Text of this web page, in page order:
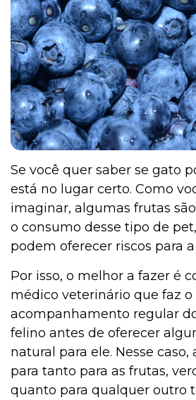
Higiene
Saúde
Se você quer saber se gato
está no lugar certo. Como
imaginar, algumas frutas
o consumo desse tipo de
podem oferecer riscos para
Por isso, o melhor a fazer é
médico veterinário que faz o
acompanhamento regular
felino antes de oferecer
natural para ele. Nesse
para tanto para as frutas,
quanto para qualquer outro